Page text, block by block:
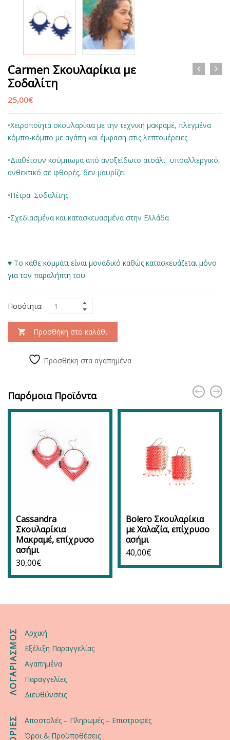
Carmen Σκουλαρίκια με
Σοδαλίτη
25,00€
•Χειροποίητα σκουλαρίκια με την τεχνική μακραμέ, πλεγμένα
κόμπο-κόμπο με αγάπη και έμφαση στις λεπτομέρειες
•Διαθέτουν κούμπωμα από ανοξείδωτο ατσάλι -υποαλλεργικό,
ανθεκτικό σε φθορές, δεν μαυρίζει
•Πέτρα: Σοδαλίτης
•Σχεδιασμένα και κατασκευασμένα στην Ελλάδα
♥ Το κάθε κομμάτι είναι μοναδικό καθώς κατασκευάζεται μόνο
για τον παραλήπτη του.
Ποσότητα:
Προσθήκη στο καλάθι
Προσθήκη στα αγαπημένα
Παρόμοια Προϊόντα
Cassandra
Σκουλαρίκια
Μακραμέ, επίχρυσο
ασήμι
30,00€
Bolero Σκουλαρίκια
με Χαλαζία, επίχρυσο
ασήμι
40,00€
ΛΟΓΑΡΙΑΣΜΟΣ
Αρχική
Εξέλιξη Παραγγελίας
Αγαπημένα
Παραγγελίες
Διευθύνσεις
Αποστολές – Πληρωμές – Επιστροφές
Όροι & Προϋποθέσεις